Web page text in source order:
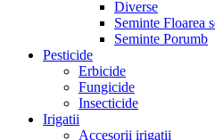
Diverse
Seminte Floarea
Seminte Porumb
Pesticide
Erbicide
Fungicide
Insecticide
Irigatii
Accesorii irigatii